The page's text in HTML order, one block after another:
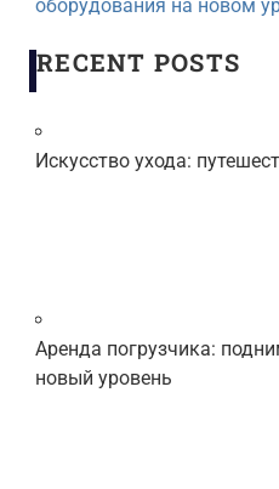
оборудования на новом
RECENT POSTS
Искусство ухода:
Аренда погрузчика:
новый уровень